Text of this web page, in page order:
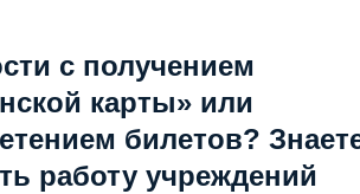
с получением
карты» или
билетов?
работу учреждений